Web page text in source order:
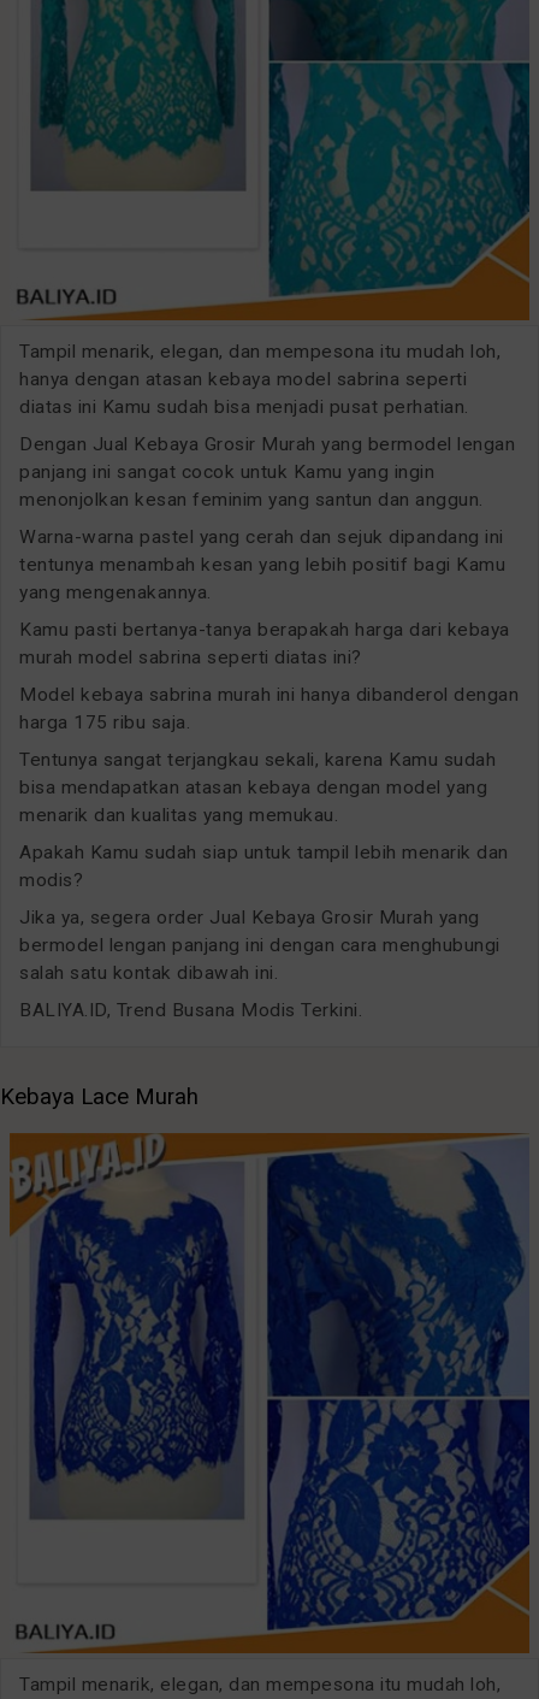
Tampil menarik, elegan, dan mempesona itu mudah loh,
hanya dengan atasan kebaya model sabrina seperti
diatas ini Kamu sudah bisa menjadi pusat perhatian.
Dengan Jual Kebaya Grosir Murah yang bermodel lengan
panjang ini sangat cocok untuk Kamu yang ingin
menonjolkan kesan feminim yang santun dan anggun.
Warna-warna pastel yang cerah dan sejuk dipandang ini
tentunya menambah kesan yang lebih positif bagi Kamu
yang mengenakannya.
Kamu pasti bertanya-tanya berapakah harga dari kebaya
murah model sabrina seperti diatas ini?
Model kebaya sabrina murah ini hanya dibanderol dengan
harga 175 ribu saja.
Tentunya sangat terjangkau sekali, karena Kamu sudah
bisa mendapatkan atasan kebaya dengan model yang
menarik dan kualitas yang memukau.
Apakah Kamu sudah siap untuk tampil lebih menarik dan
modis?
Jika ya, segera order Jual Kebaya Grosir Murah yang
bermodel lengan panjang ini dengan cara menghubungi
salah satu kontak dibawah ini.
BALIYA.ID, Trend Busana Modis Terkini.
Kebaya Lace Murah
Tampil menarik, elegan, dan mempesona itu mudah loh,